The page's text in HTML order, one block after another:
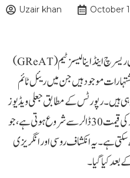
Uzair khan October
اسلام آباد( نیوز ڈیسک )کیسپرسکی کی گلوبل ریسرچ اینڈ اینالیسز ٹیم (GReAT)
موجود ہیں جن میں ریئل ٹائم
ہیں۔ رپورٹس کے مطابق جعلی ویڈیوز
کی قیمت صرف 50 ڈالر جبکہ جعلی آڈیو میسجز کی قیمت 30 ڈالر سے شروع ہوتی ہے، جو
ہے۔ یہ انکشاف روسی اور انگریزی
کیا گیا۔